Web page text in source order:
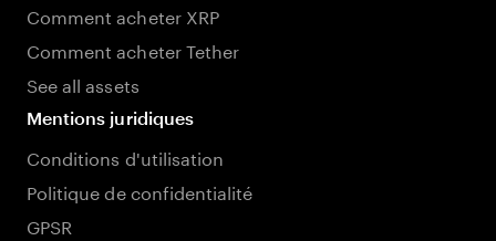
Comment acheter XRP
Comment acheter Tether
See all assets
Mentions juridiques
Conditions d'utilisation
Politique de confidentialité
GPSR